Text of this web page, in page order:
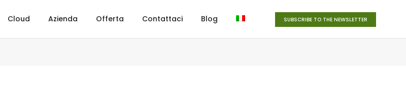
Cloud Azienda Offerta Contattaci Blog SUBSCRIBE TO THE NEWSLETTER